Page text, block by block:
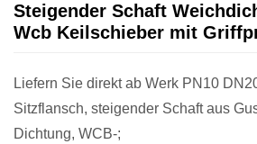
Steigender Schaft
Wcb Keilschieber mit
Liefern Sie direkt ab Werk PN10
Sitzflansch, steigender Schaft aus
Dichtung, WCB-;